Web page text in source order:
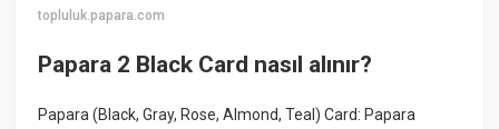
topluluk.papara.com
Papara 2 Black Card nasıl alınır?
Papara (Black, Gray, Rose, Almond, Teal) Card: Papara